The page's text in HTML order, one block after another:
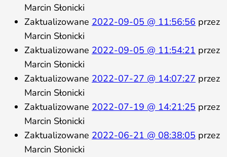
Marcin Słonicki
Zaktualizowane 2022-09-05 @ 11:56:56 przez
Marcin Słonicki
Zaktualizowane 2022-09-05 @ 11:54:21 przez
Marcin Słonicki
Zaktualizowane 2022-07-27 @ 14:07:27 przez
Marcin Słonicki
Zaktualizowane 2022-07-19 @ 14:21:25 przez
Marcin Słonicki
Zaktualizowane 2022-06-21 @ 08:38:05 przez
Marcin Słonicki